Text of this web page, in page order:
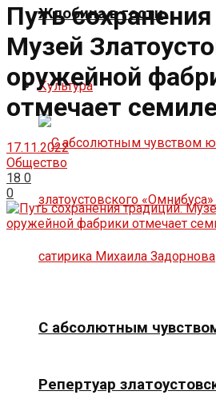
Жлобина в гости
Культура
С абсолютным
Репертуар
Путь
Музей
оружейной
отмечает
17.11.2022
Общество
18 0
0